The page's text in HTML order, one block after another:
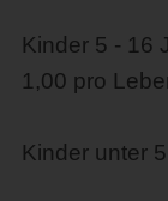
Kinder 5 -
1,00 pro
Kinder